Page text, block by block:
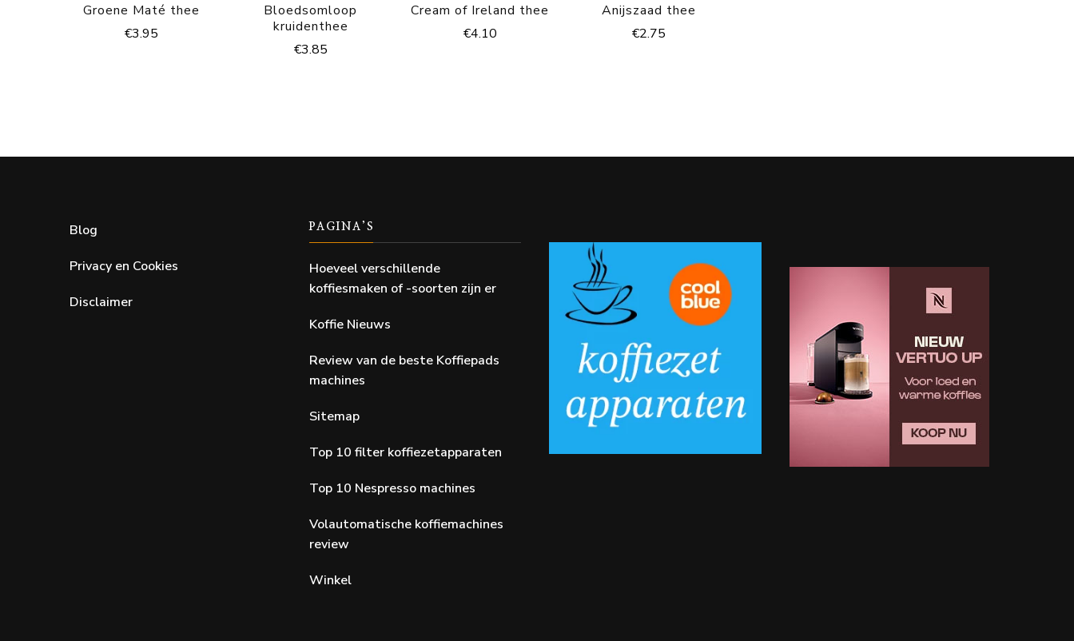
Groene Maté thee
€3.95
Bloedsomloop
kruidenthee
€3.85
Cream of Ireland thee
€4.10
Anijszaad thee
€2.75
Blog
Privacy en Cookies
Disclaimer
PAGINA’S
Hoeveel verschillende
koffiesmaken of -soorten zijn er
Koffie Nieuws
Review van de beste Koffiepads
machines
Sitemap
Top 10 filter koffiezetapparaten
Top 10 Nespresso machines
Volautomatische koffiemachines
review
Winkel